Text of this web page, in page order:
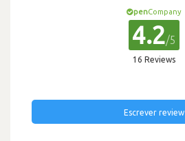
penCompany
4.2/5
16 Reviews
Escrever review